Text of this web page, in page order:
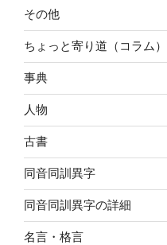
その他
ちょっと寄り道（コラム）
事典
人物
古書
同音同訓異字
同音同訓異字の詳細
名言・格言